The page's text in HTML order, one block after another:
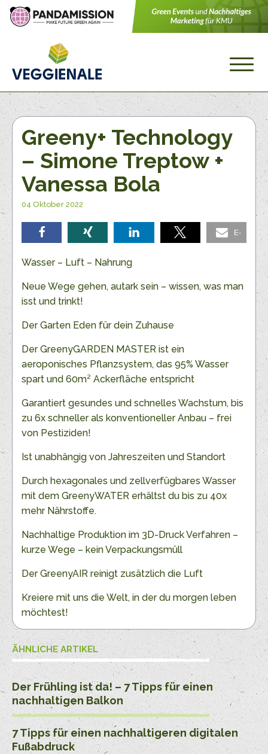
Greeny+ Technology
– Simone Treptow +
Vanessa Bola
04 Oktober 2022
teilen teilen
E-
Wasser – Luft – Nahrung
Neue Wege gehen, autark sein – wissen, was man
isst und trinkt!
Der Garten Eden für dein Zuhause
Der GreenyGARDEN MASTER ist ein
aeroponisches Pflanzsystem, das 95% Wasser
spart und 60m² Ackerfläche entspricht
Garantiert gesundes und schnelles Wachstum, bis
zu 6x schneller als konventioneller Anbau – frei
von Pestiziden!
Ist unabhängig von Jahreszeiten und Standort
Durch hexagonales und zellverfügbares Wasser
mit dem GreenyWATER erhältst du bis zu 40x
mehr Nährstoffe.
Nachhaltige Produktion im 3D-Druck Verfahren –
kurze Wege – kein Verpackungsmüll
Der GreenyAIR reinigt zusätzlich die Luft
Kreiere mit uns die Welt, in der du morgen leben
möchtest!
ÄHNLICHE ARTIKEL
Der Frühling ist da! – 7 Tipps für einen
nachhaltigen Balkon
7 Tipps für einen nachhaltigeren digitalen
Fußabdruck